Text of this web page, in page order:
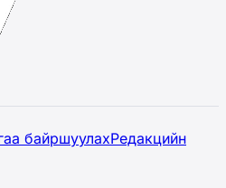
байршуулахРедакцийн